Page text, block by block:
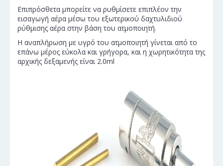
Επιπρόσθετα μπορείτε να ρυθμίσετε επιπλέον την
εισαγωγή αέρα μέσω του εξωτερικού δαχτυλιδιού
ρύθμισης αέρα στην βάση του ατμοποιητή.
Η αναπλήρωση με υγρό του ατμοποιητή γίνεται από το
επάνω μέρος εύκολα και γρήγορα, και η χωρητικότητα της
αρχικής δεξαμενής είναι 2.0ml